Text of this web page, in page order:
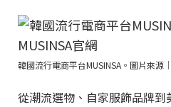
韓國流行電商平台MUSINSA。圖片來源
從潮流選物、自家服飾品牌